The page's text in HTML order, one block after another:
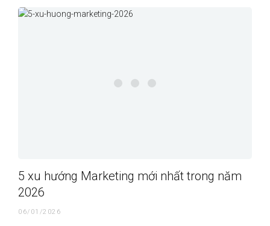
5 xu hướng Marketing mới nhất trong năm
2026
06/01/2026